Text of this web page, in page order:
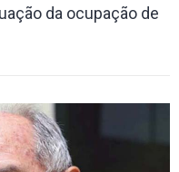
da ocupação de